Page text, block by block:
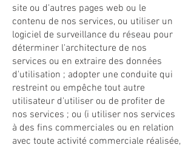
site ou d'autres pages web ou le
contenu de nos services, ou utiliser un
logiciel de surveillance du réseau pour
déterminer l'architecture de nos
services ou en extraire des données
d'utilisation ; adopter une conduite qui
restreint ou empêche tout autre
utilisateur d'utiliser ou de profiter de
nos services ; ou (i utiliser nos services
à des fins commerciales ou en relation
avec toute activité commerciale réalisée,